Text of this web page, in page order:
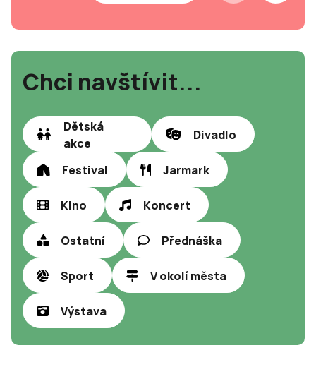
Chci navštívit...
Dětská
akce
Divadlo
Festival Jarmark
Kino Koncert
Ostatní Přednáška
Sport V okolí města
Výstava